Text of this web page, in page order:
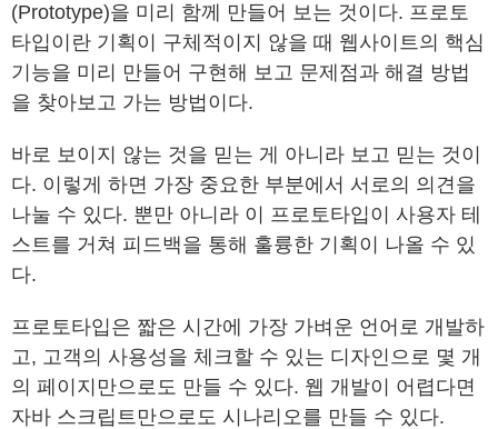
(Prototype)을 미리 함께 만들어 보는 것이다. 프로토
타입이란 기획이 구체적이지 않을 때 웹사이트의 핵심
기능을 미리 만들어 구현해 보고 문제점과 해결 방법
을 찾아보고 가는 방법이다.
바로 보이지 않는 것을 믿는 게 아니라 보고 믿는 것이
다. 이렇게 하면 가장 중요한 부분에서 서로의 의견을
나눌 수 있다. 뿐만 아니라 이 프로토타입이 사용자 테
스트를 거쳐 피드백을 통해 훌륭한 기획이 나올 수 있
다.
프로토타입은 짧은 시간에 가장 가벼운 언어로 개발하
고, 고객의 사용성을 체크할 수 있는 디자인으로 몇 개
의 페이지만으로도 만들 수 있다. 웹 개발이 어렵다면
자바 스크립트만으로도 시나리오를 만들 수 있다.